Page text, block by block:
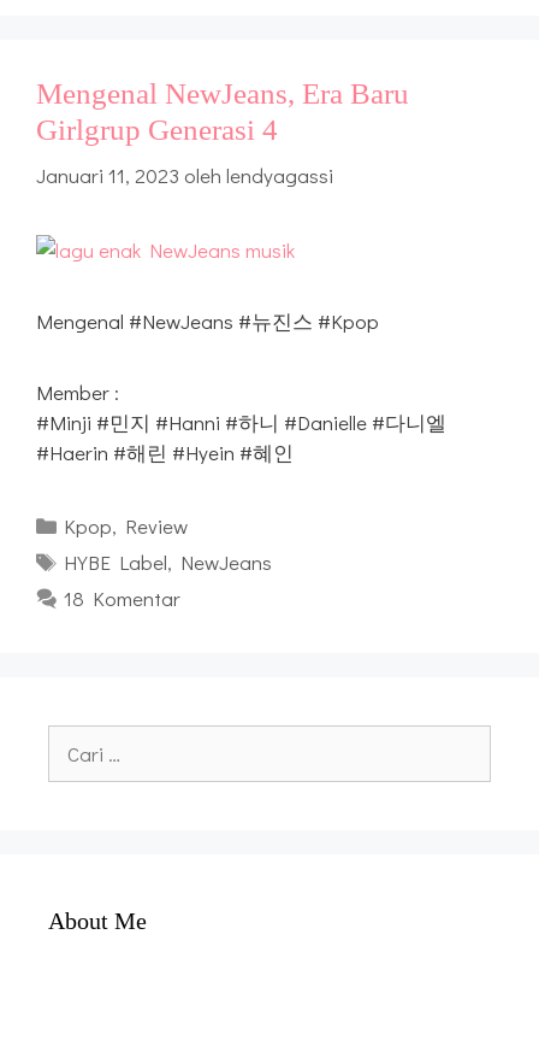
Mengenal NewJeans, Era Baru
Girlgrup Generasi 4
Januari 11, 2023 oleh lendyagassi
Mengenal #NewJeans #뉴진스 #Kpop
Member :
#Minji #민지 #Hanni #하니 #Danielle #다니엘
#Haerin #해린 #Hyein #혜인
Kategori
Kpop, Review
Tag
HYBE Label, NewJeans
18 Komentar
untuk:
About Me